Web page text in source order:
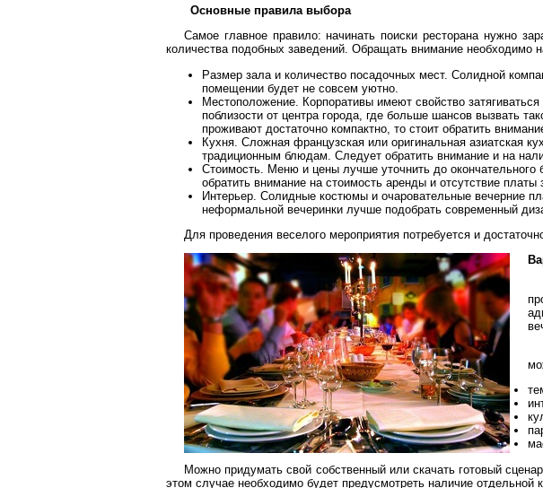
Основные правила выбора
Самое главное правило: начинать поиски ресторана нужно
количества подобных заведений. Обращать внимание
Размер зала и количество посадочных мест. Солидной
помещении будет не совсем уютно.
Местоположение. Корпоративы имеют свойство
поблизости от центра города, где больше шансов вызвать
проживают достаточно компактно, то стоит обратить
Кухня. Сложная французская или оригинальная азиатская
традиционным блюдам. Следует обратить внимание и на
Стоимость. Меню и цены лучше уточнить до
обратить внимание на стоимость аренды и отсутствие платы
Интерьер. Солидные костюмы и очаровательные вечерние
неформальной вечеринки лучше подобрать современный
Для проведения веселого мероприятия потребуется и
Можно придумать свой собственный или скачать готовый
этом случае необходимо будет предусмотреть наличие отдельной